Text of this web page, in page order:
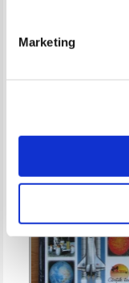
Marketing
Jeff Zentner - Regele
Pret:32,00Lei 12,80